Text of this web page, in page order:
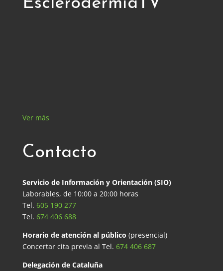
Ver más
Contacto
Servicio de Información y Orientación (SIO)
Laborables, de 10:00 a 20:00 horas
Tel. 605 190 277
Tel. 674 406 688
Horario de atención al público (presencial)
Concertar cita previa al Tel. 674 406 687
Delegación de Cataluña